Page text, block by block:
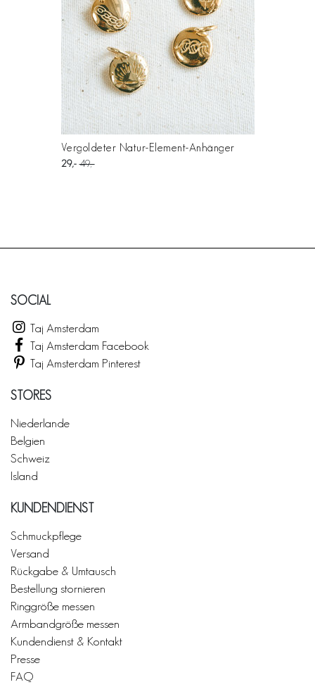
Vergoldeter Natur-Element-Anhänger
29 49
SOCIAL
Taj Amsterdam
Taj Amsterdam Facebook
Taj Amsterdam Pinterest
STORES
Niederlande
Belgien
Schweiz
Island
KUNDENDIENST
Schmuckpflege
Versand
Rückgabe & Umtausch
Bestellung stornieren
Ringgröße messen
Armbandgröße messen
Kundendienst & Kontakt
Presse
FAQ